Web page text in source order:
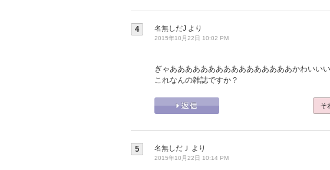
4 名無しだJ より
2015年10月22日 10:02 PM
ぎゃああああああああああああああああかわいい
これなんの雑誌ですか？
そ
5 名無しだＪ より
2015年10月22日 10:14 PM